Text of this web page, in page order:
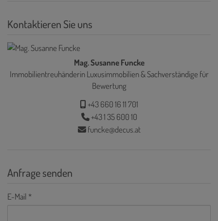
Kontaktieren Sie uns
Mag. Susanne Funcke
Immobilientreuhänderin Luxusimmobilien & Sachverständige für
Bewertung
+43 660 16 11 701
+43 1 35 600 10
funcke@decus.at
Anfrage senden
E-Mail